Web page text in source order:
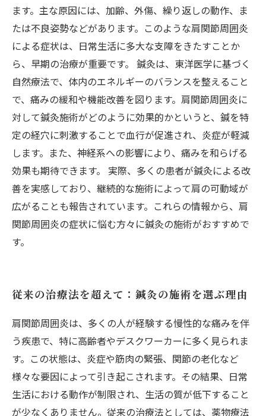
ます。主な原因には、加齢、外傷、繰り返しの動作、ま
たは不良姿勢などがあります。このような肩関節周囲炎
による症状は、日常生活に多大な支障をきたすことか
ら、早期の治療が重要です。 鍼灸は、東洋医学に基づく
自然療法で、体内のエネルギーのバランスを整えること
で、痛みの緩和や機能改善を図ります。肩関節周囲炎に
対して鍼灸施術がどのように効果的かというと、鍼を特
定の経穴に刺激することで血行が促進され、炎症が軽減
します。また、神経系への影響により、痛みを和らげる
効果も期待できます。 実際、多くの患者が鍼灸による改
善を実感しており、継続的な施術によって肩の可動域が
広がることも報告されています。これらの情報から、肩
関節周囲炎の症状に悩む方々に鍼灸の施術がおすすめで
す。
従来の治療法を超えて：鍼灸の施術を選ぶ理由
肩関節周囲炎は、多くの人が経験する慢性的な痛みを伴
う疾患で、特に高齢者やデスクワーカーに多く見られま
す。この状態は、炎症や筋肉の緊張、関節の老化など
様々な要因によって引き起こされます。その結果、日常
生活における動作が制限され、生活の質が低下すること
が少なくありません。従来の治療法としては、薬物療法